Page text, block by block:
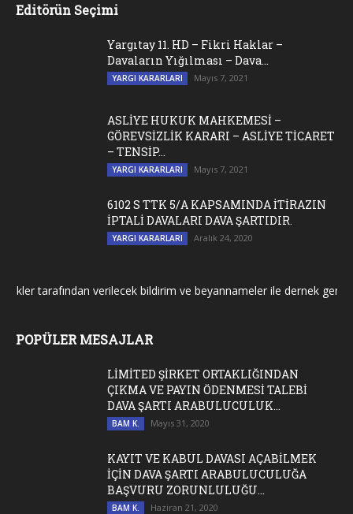
Editörün Seçimi
Yargıtay 11. HD – Fikri Haklar –
Davaların Yığılması – Dava...
YARGI KARARLARI Mayıs 7, 2021
ASLİYE HUKUK MAHKEMESİ –
GÖREVSİZLİK KARARI – ASLİYE TİCARET
– TENSİP...
YARGI KARARLARI Mayıs 7, 2021
6102 S TTK 5/A KAPSAMINDA İTİRAZIN
İPTALİ DAVALARI DAVA ŞARTIDIR.
YARGI KARARLARI Aralık 24, 2020
tarafından verilecek bildirim ve beyannameler ile dernek genel
POPÜLER MESAJLAR
LİMİTED ŞİRKET ORTAKLIĞINDAN
ÇIKMA VE PAYIN ÖDENMESİ TALEBİ
DAVA ŞARTI ARABULUCULUK...
BAM K. Mayıs 31, 2020
KAYIT VE KABUL DAVASI AÇABİLMEK
İÇİN DAVA ŞARTI ARABULUCULUĞA
BAŞVURU ZORUNLULUĞU...
BAM K. Haziran 21, 2020